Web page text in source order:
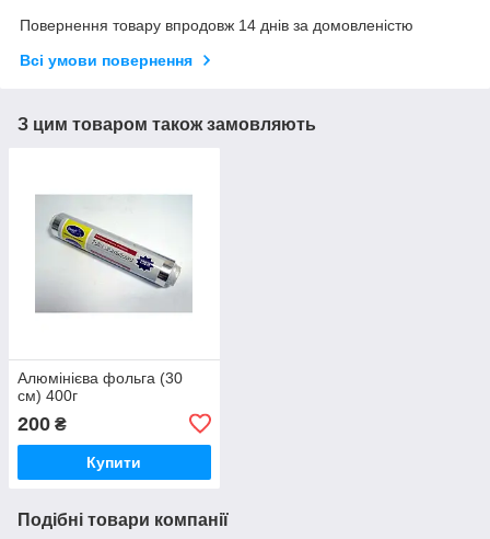
Повернення товару впродовж 14 днів за домовленістю
Всі умови повернення
З цим товаром також замовляють
Алюмінієва фольга (30
см) 400г
200 ₴
Купити
Подібні товари компанії